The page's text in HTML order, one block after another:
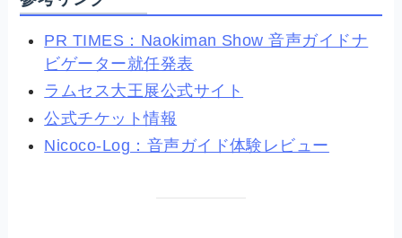
PR TIMES：Naokiman Show 音声ガイドナ
ビゲーター就任発表
ラムセス大王展公式サイト
公式チケット情報
Nicoco-Log：音声ガイド体験レビュー